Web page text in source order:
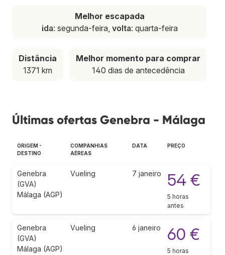
Melhor escapada
ida: segunda-feira, volta: quarta-feira
Distância
1371 km
Melhor momento para comprar
140 dias de antecedência
Últimas ofertas Genebra - Málaga
ORIGEM -
DESTINO
COMPANHIAS
AÉREAS
DATA PREÇO
Genebra
(GVA)
Málaga (AGP)
Vueling 7 janeiro 54 €
5 horas
antes
Genebra
(GVA)
Málaga (AGP)
Vueling 6 janeiro 60 €
5 horas